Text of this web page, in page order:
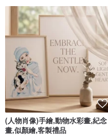
(人物肖像)手繪,動物水彩畫,紀念
畫,似顏繪,客製禮品